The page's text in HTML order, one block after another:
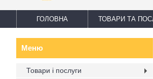
ГОЛОВНА ТОВАРИ ТА
Товари і послуги